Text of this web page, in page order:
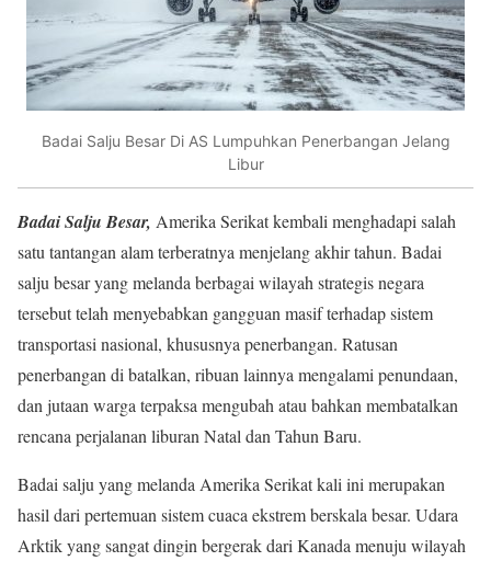
Badai Salju Besar Di AS Lumpuhkan Penerbangan Jelang
Libur
Badai Salju Besar, Amerika Serikat kembali menghadapi salah
satu tantangan alam terberatnya menjelang akhir tahun. Badai
salju besar yang melanda berbagai wilayah strategis negara
tersebut telah menyebabkan gangguan masif terhadap sistem
transportasi nasional, khususnya penerbangan. Ratusan
penerbangan di batalkan, ribuan lainnya mengalami penundaan,
dan jutaan warga terpaksa mengubah atau bahkan membatalkan
rencana perjalanan liburan Natal dan Tahun Baru.
Badai salju yang melanda Amerika Serikat kali ini merupakan
hasil dari pertemuan sistem cuaca ekstrem berskala besar. Udara
Arktik yang sangat dingin bergerak dari Kanada menuju wilayah